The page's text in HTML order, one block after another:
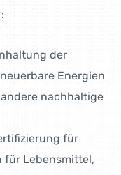
der
Energien
nachhaltige
für
für Lebensmittel,